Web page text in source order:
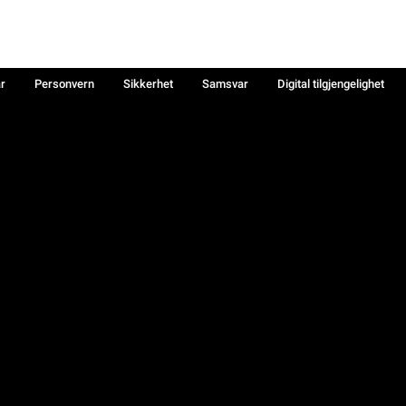
Personvern Sikkerhet Samsvar
Digital tilgjengelighet